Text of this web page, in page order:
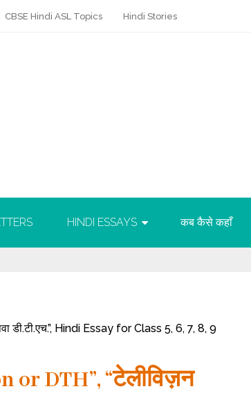
CBSE Hindi ASL Topics Hindi Stories
HINDI ESSAYS कब कैसे कहाँ
डी.टी.एच.”, Hindi Essay for Class 5, 6, 7, 8, 9
or DTH”, “टेलीविज़न